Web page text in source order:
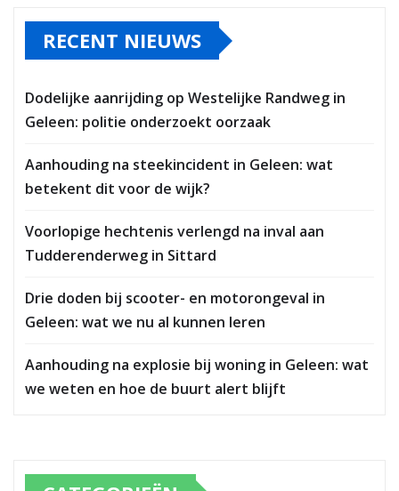
RECENT NIEUWS
Dodelijke aanrijding op Westelijke Randweg in
Geleen: politie onderzoekt oorzaak
Aanhouding na steekincident in Geleen: wat
betekent dit voor de wijk?
Voorlopige hechtenis verlengd na inval aan
Tudderenderweg in Sittard
Drie doden bij scooter- en motorongeval in
Geleen: wat we nu al kunnen leren
Aanhouding na explosie bij woning in Geleen: wat
we weten en hoe de buurt alert blijft